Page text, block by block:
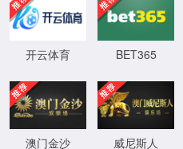
12.02